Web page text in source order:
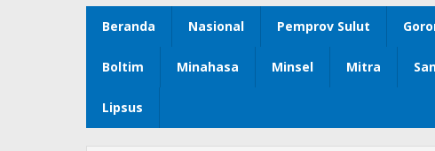
Beranda Nasional Pemprov Sulut
Boltim Minahasa Minsel Mitra
Lipsus